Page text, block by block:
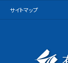
サイトマップ